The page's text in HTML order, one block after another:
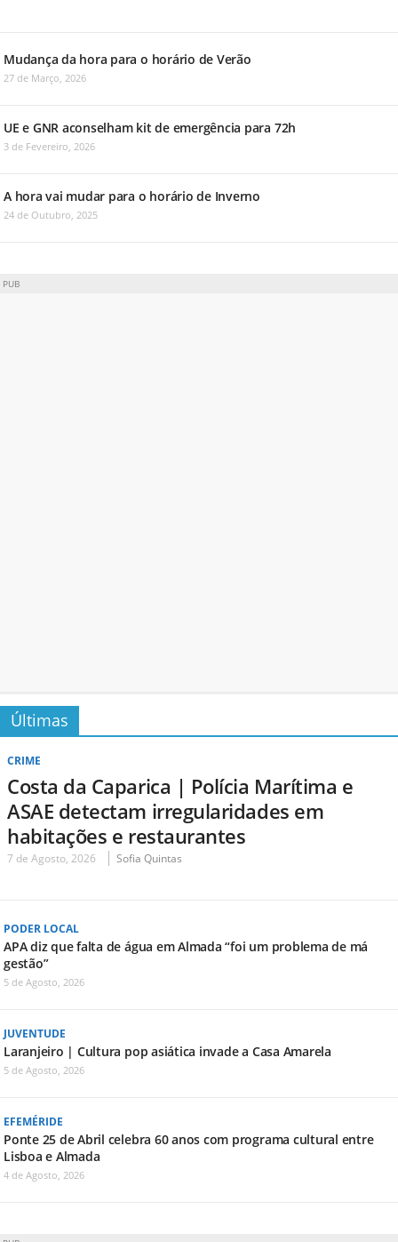
Mudança da hora para o horário de Verão
27 de Março, 2026
UE e GNR aconselham kit de emergência para 72h
3 de Fevereiro, 2026
A hora vai mudar para o horário de Inverno
24 de Outubro, 2025
PUB
Últimas
CRIME
Costa da Caparica | Polícia Marítima e
ASAE detectam irregularidades em
habitações e restaurantes
7 de Agosto, 2026 Sofia Quintas
PODER LOCAL
APA diz que falta de água em Almada “foi um problema de má
gestão”
5 de Agosto, 2026
JUVENTUDE
Laranjeiro | Cultura pop asiática invade a Casa Amarela
5 de Agosto, 2026
EFEMÉRIDE
Ponte 25 de Abril celebra 60 anos com programa cultural entre
Lisboa e Almada
4 de Agosto, 2026